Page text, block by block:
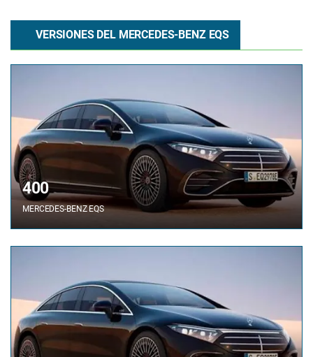
VERSIONES DEL MERCEDES-BENZ EQS
MERCEDES-BENZEQS
400